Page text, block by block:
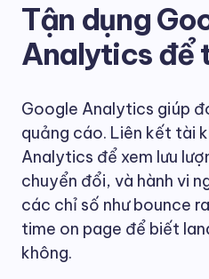
Tận dụng
Analytics để
Google Analytics giúp
quảng cáo. Liên kết tài
Analytics để xem lưu
chuyển đổi, và hành vi
các chỉ số như bounce
time on page để biết
không.